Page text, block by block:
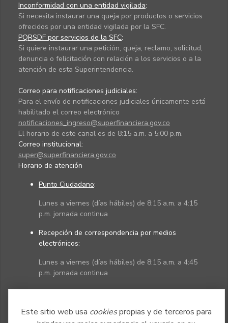
Este sitio web usa cookiespropias y de terceros para
Inconformidad con una entidad vigilada:
Si necesita instaurar una queja por productos o servicios
ofrecidos por una entidad vigilada por la SFC.
PQRSDF por servicios de la SFC:
Si quiere instaurar una petición, queja, reclamo, solicitud,
denuncia o felicitación con relación a los servicios o a la
atención de esta Superintendencia.
Correo para notificaciones judiciales:
Para el envío de notificaciones judiciales únicamente está
habilitado el correo electrónico
notificaciones_ingreso@superfinanciera.gov.co
El horario de este canal es de 8:15 a.m. a 5:00 p.m.
Correo institucional:
super@superfinanciera.gov.co
Horario de atención
Punto Ciudadano:
Lunes a viernes (días hábiles) de 8:15 a.m. a 4:15
p.m. jornada continua
Recepción de correspondencia por medios
electrónicos:
Lunes a viernes (días hábiles) de 8:15 a.m. a 4:45
p.m. jornada continua